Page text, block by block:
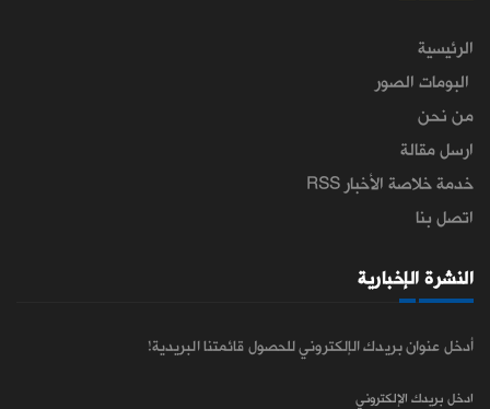
الرئيسية
البومات الصور
من نحن
ارسل مقالة
خدمة خلاصة الأخبار RSS
اتصل بنا
النشرة الإخبارية
أدخل عنوان بريدك الإلكتروني للحصول قائمتنا البريدية!